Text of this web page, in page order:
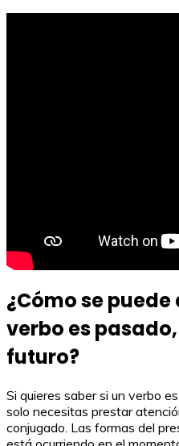
¿Cómo se
verbo es
futuro?
Si quieres saber si un verbo
solo necesitas prestar
conjugado. Las formas del